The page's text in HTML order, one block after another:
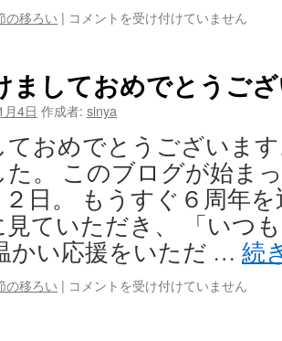
の移ろい | 今
野
瀬
コメントを受け付けていません
ましておめでとうご
4日 作成者: sinya
おめでとうございま
た。 このブログが始ま
日。 もうすぐ６周年
見ていただき、 「いつ
かい応援をいただ … 続
の移ろい | 新
コメントを受け付けていません